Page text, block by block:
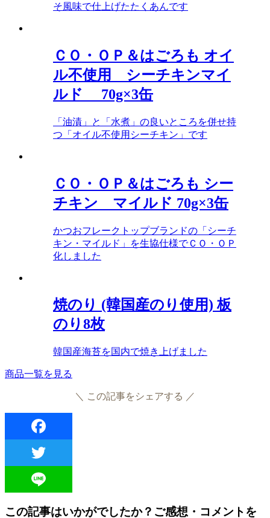
そ風味で仕上げたたくあんです
ＣＯ・ＯＰ＆はごろも オイ
ル不使用 シーチキンマイ
ルド 70g×3缶
「油漬」と「水煮」の良いところを併せ持
つ「オイル不使用シーチキン」です
ＣＯ・ＯＰ＆はごろも シー
チキン マイルド 70g×3缶
かつおフレークトップブランドの「シーチ
キン・マイルド」を生協仕様でＣＯ・ＯＰ
化しました
焼のり (韓国産のり使用) 板
のり8枚
韓国産海苔を国内で焼き上げました
商品一覧を見る
＼ この記事をシェアする ／
この記事はいかがでしたか？ご感想・コメントを